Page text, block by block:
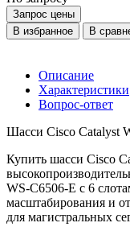
Запрос цены
В избранное
В
Описание
Характеристики
Вопрос-ответ
Шасси Cisco Catalyst
Купить шасси Cisco
WS-C6506-E с 6
масштабирования и
для магистральных